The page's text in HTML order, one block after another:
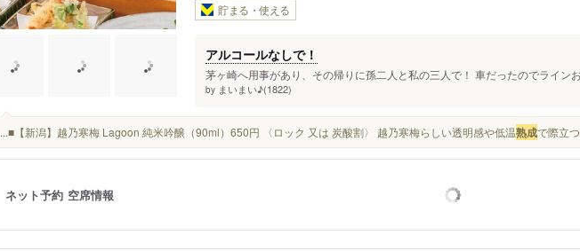
貯まる・使える
アルコールなしで！
茅ヶ崎へ用事があり、その帰りに孫二人と私の三人で！ 車だったのでライン
by まいまい♪(1822)
...■【新潟】越乃寒梅 Lagoon 純米吟醸（90ml）650円 〈ロック 又は 炭酸割〉 越乃寒梅らしい透明感や低温熟成で際立
ネット予約 空席情報